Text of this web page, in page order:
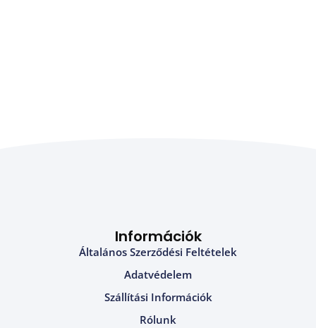
Információk
Általános Szerződési Feltételek
Adatvédelem
Szállítási Információk
Rólunk